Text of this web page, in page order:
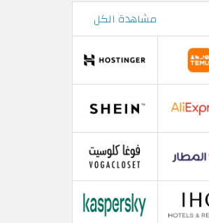
مشاهدة الكل